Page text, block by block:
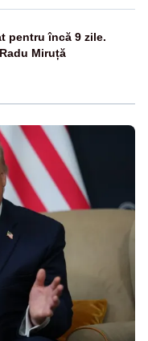
pentru încă 9 zile.
Miruță